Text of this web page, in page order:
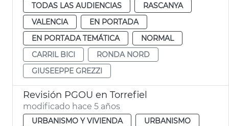
TODAS LAS AUDIENCIAS
RASCANYA
VALENCIA
EN PORTADA
EN PORTADA TEMÁTICA
NORMAL
CARRIL BICI
RONDA NORD
GIUSEEPPE GREZZI
Revisión PGOU en Torrefiel
modificado hace 5 años
URBANISMO Y VIVIENDA
URBANISMO